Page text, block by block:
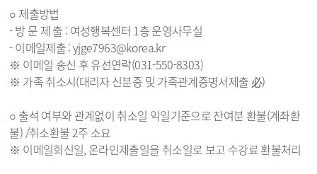
○ 제출방법
- 방 문 제 출 : 여성행복센터 1층 운영사무실
- 이메일제출 : yjge7963@korea.kr
※ 이메일 송신 후 유선연락(031-550-8303)
※ 가족 취소시(대리자 신분증 및 가족관계증명서제출 必)
○ 출석 여부와 관계없이 취소일 익일기준으로 잔여분 환불(계좌환
불) /취소환불 2주 소요
※ 이메일회신일, 온라인제출일을 취소일로 보고 수강료 환불처리